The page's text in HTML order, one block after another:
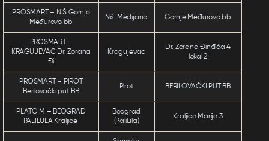
PROSMART – NIŠ Gornje
Međurovo bb
Niš-Medijana Gornje Međurovo bb
PROSMART –
KRAGUJEVAC Dr. Zorana
Đi
Kragujevac
Dr. Zorana Đinđića 4
lokal 2
PROSMART – PIROT
Berilovački put BB
Pirot BERILOVAČKI PUT BB
PLATO M – BEOGRAD
PALILULA Kraljice
Beograd
(Palilula)
Kraljice Marije 3